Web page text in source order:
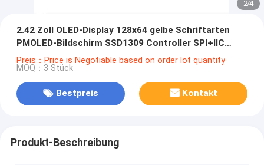
2/4
2.42 Zoll OLED-Display 128x64 gelbe Schriftarten
PMOLED-Bildschirm SSD1309 Controller SPI+IIC
Schnittstelle
Preis：Price is Negotiable based on order lot quantity
MOQ：3 Stück
Bestpreis Kontakt
Produkt-Beschreibung